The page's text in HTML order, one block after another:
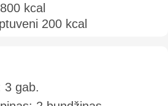
kcal
200 kcal
3 gab.